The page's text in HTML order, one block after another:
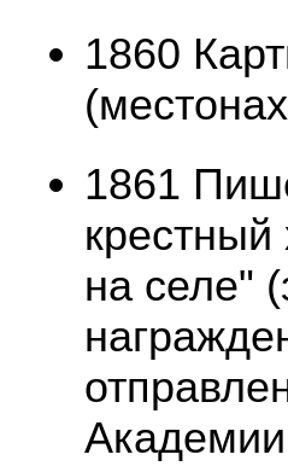
1860
1861
на селе"
Академии